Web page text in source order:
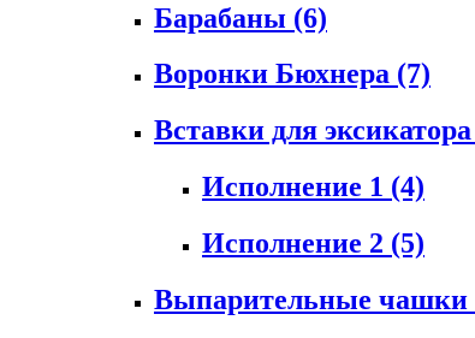
Барабаны (6)
Воронки Бюхнера (7)
Вставки для эксикатора
Исполнение 1 (4)
Исполнение 2 (5)
Выпарительные чашки